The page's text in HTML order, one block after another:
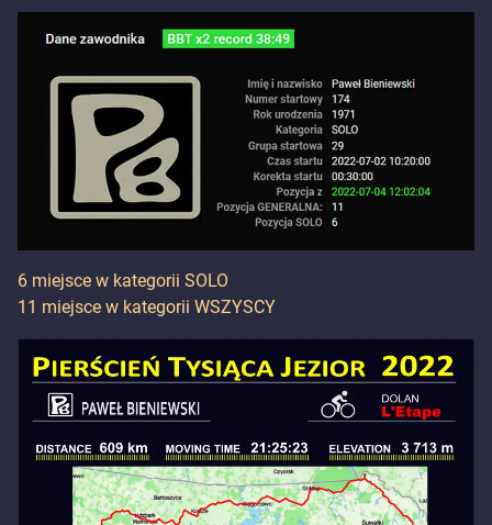
6 miejsce w kategorii SOLO
11 miejsce w kategorii WSZYSCY